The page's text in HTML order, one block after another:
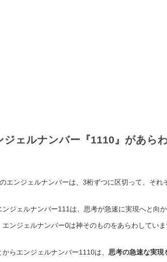
ジェルナンバー『1110』があら
エンジェルナンバーは、3桁ずつに区切って、それ
ンジェルナンバー111は、思考が急速に実現へと向か
エンジェルナンバー0は神そのものをあらわしていま
からエンジェルナンバー1110は、 思考の急速な実現